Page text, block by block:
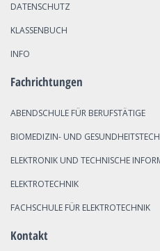
DATENSCHUTZ
KLASSENBUCH
INFO
Fachrichtungen
ABENDSCHULE FÜR BERUFSTÄTIGE
BIOMEDIZIN- UND
ELEKTRONIK UND TECHNISCHE
ELEKTROTECHNIK
FACHSCHULE FÜR ELEKTROTECHNIK
Kontakt